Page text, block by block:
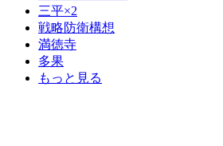
三平×2
戦略防衛構想
満徳寺
多果
もっと見る